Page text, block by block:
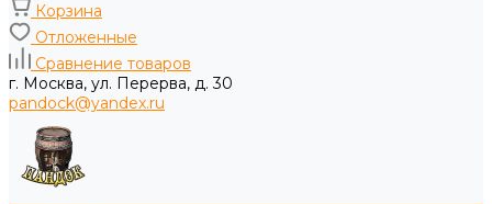
Корзина
Отложенные
Сравнение товаров
г. Москва, ул. Перерва, д. 30
pandock@yandex.ru